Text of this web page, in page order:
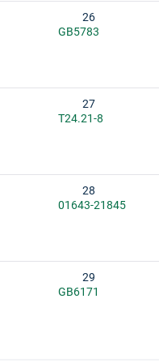
26
GB5783
27
T24.21-8
28
01643-21845
29
GB6171